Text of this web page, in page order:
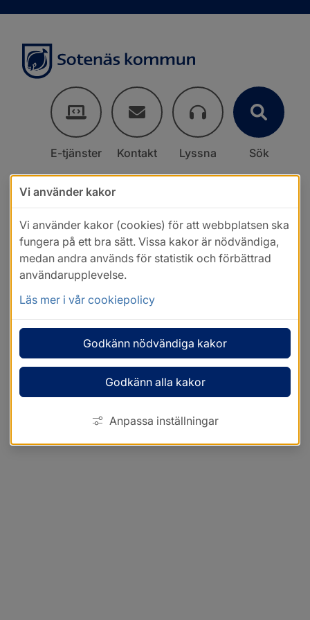
E-tjänster Kontakt Lyssna Sök
Vi använder kakor
Vi använder kakor (cookies) för att webbplatsen ska
fungera på ett bra sätt. Vissa kakor är nödvändiga,
medan andra används för statistik och förbättrad
användarupplevelse.
Läs mer i vår cookiepolicy
Godkänn nödvändiga kakor
Godkänn alla kakor
Anpassa inställningar